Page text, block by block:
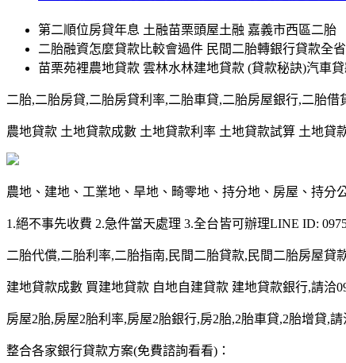
第二順位房貸年息 土融苗栗頭屋土融 嘉義市西區二胎
二胎融資怎麼貸款比較會過件 民間二胎轉銀行貸款全
苗栗苑裡農地貸款 雲林水林建地貸款 (貸款秘訣)汽車
二胎,二胎房貸,二胎房貸利率,二胎車貸,二胎房屋銀行,二胎借
農地貸款 土地貸款成數 土地貸款利率 土地貸款試算 土地貸
農地、建地、工業地、旱地、畸零地、持分地、房屋、持
1.絕不事先收費 2.急件當天處理 3.全台皆可辦理LINE ID:
二胎代償,二胎利率,二胎指南,民間二胎貸款,民間二胎房屋貸
建地貸款成數 買建地貸款 自地自建貸款 建地貸款銀行,請洽
房屋2胎,房屋2胎利率,房屋2胎銀行,房2胎,2胎車貸,2胎增貸,請
整合各家銀行貸款方案(免費諮詢看看)：